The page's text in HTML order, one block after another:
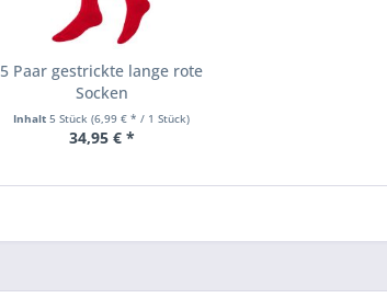
5 Paar gestrickte lange rote
Socken
Inhalt5 Stück(6,99 € * / 1 Stück)
34,95 € *